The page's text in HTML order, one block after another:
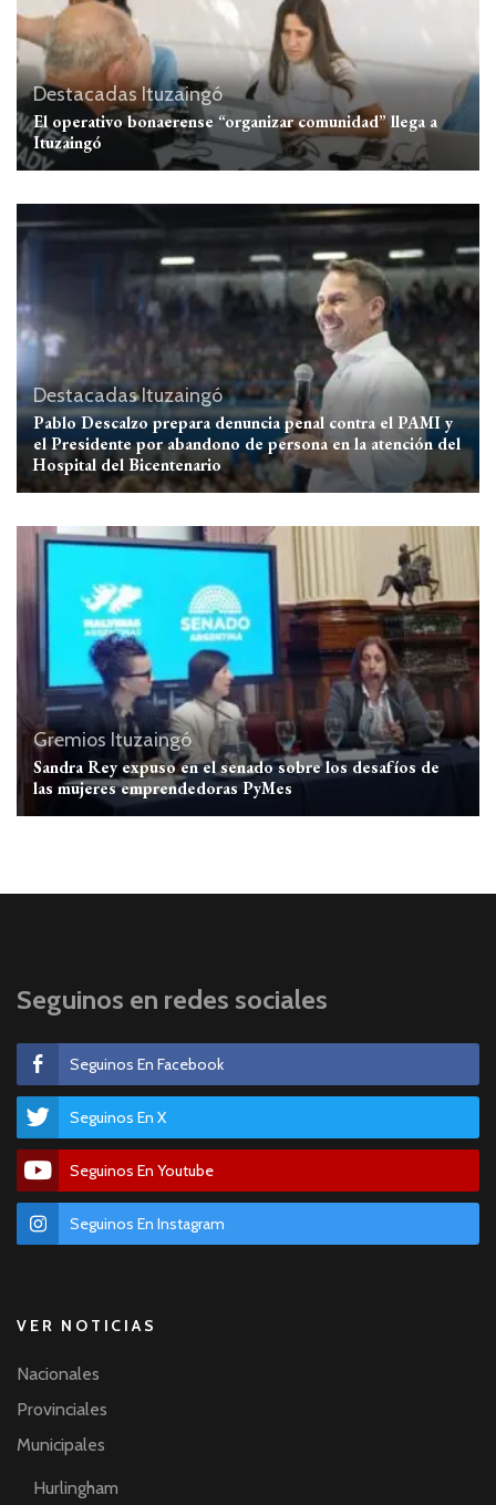
DestacadasItuzaingó
El operativo bonaerense “organizar comunidad” llega a
Ituzaingó
DestacadasItuzaingó
Pablo Descalzo prepara denuncia penal contra el PAMI y
el Presidente por abandono de persona en la atención del
Hospital del Bicentenario
Gremios Ituzaingó
Sandra Rey expuso en el senado sobre los desafíos de
las mujeres emprendedoras PyMes
Seguinos en redes sociales
Seguinos En Facebook
Seguinos En X
Seguinos En Youtube
Seguinos En Instagram
VER NOTICIAS
Nacionales
Provinciales
Municipales
Hurlingham